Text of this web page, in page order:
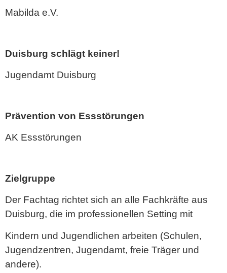
Mabilda e.V.
Duisburg schlägt keiner!
Jugendamt Duisburg
Prävention von Essstörungen
AK Essstörungen
Zielgruppe
Der Fachtag richtet sich an alle Fachkräfte aus
Duisburg, die im professionellen Setting mit
Kindern und Jugendlichen arbeiten (Schulen,
Jugendzentren, Jugendamt, freie Träger und
andere).